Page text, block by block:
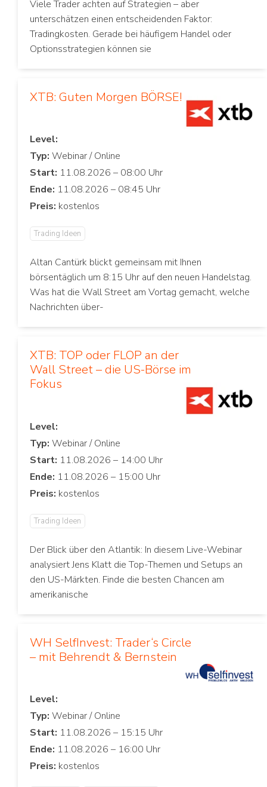
Viele Trader achten auf Strategien – aber
unterschätzen einen entscheidenden Faktor:
Tradingkosten. Gerade bei häufigem Handel oder
Optionsstrategien können sie
XTB: Guten Morgen BÖRSE!
Level:
Typ:
Start:
Ende:
Preis:
Trading Ideen
Altan Cantürk blickt gemeinsam mit Ihnen
börsentäglich um 8:15 Uhr auf den neuen Handelstag.
Was hat die Wall Street am Vortag gemacht, welche
Nachrichten über-
XTB: TOP oder FLOP an der
Wall Street – die US-Börse im
Fokus
Level:
Typ:
Start:
Ende:
Preis:
Trading Ideen
Der Blick über den Atlantik: In diesem Live-Webinar
analysiert Jens Klatt die Top-Themen und Setups an
den US-Märkten. Finde die besten Chancen am
amerikanische
WH SelfInvest: Trader‘s Circle
– mit Behrendt & Bernstein
Level:
Typ:
Start:
Ende:
Preis: